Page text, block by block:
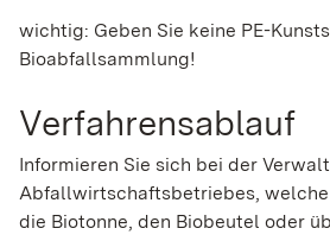
wichtig: Geben Sie keine PE-
Bioabfallsammlung!
Verfahrensablauf
Informieren Sie sich bei der
Abfallwirtschaftsbetriebes,
die Biotonne, den Biobeutel oder